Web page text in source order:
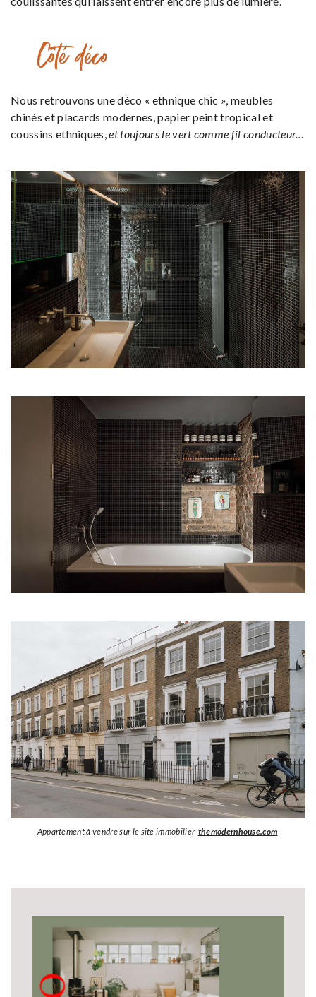
Côté déco
Nous retrouvons une déco « ethnique chic », meubles
chinés et placards modernes, papier peint tropical et
coussins ethniques,et toujours le vert comme fil conducteur…
Appartement à vendre sur le site immobilier themodernhouse.com